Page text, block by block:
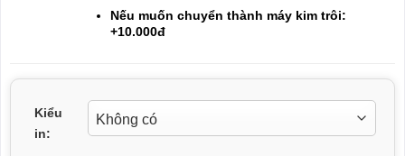
Nếu muốn chuyển thành máy kim trôi:
+10.000đ
Kiểu
in: